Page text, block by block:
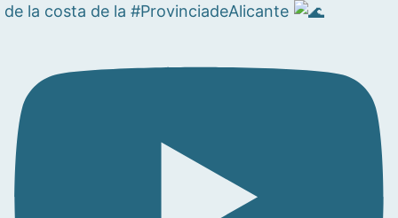
de la costa de la #ProvinciadeAlicante